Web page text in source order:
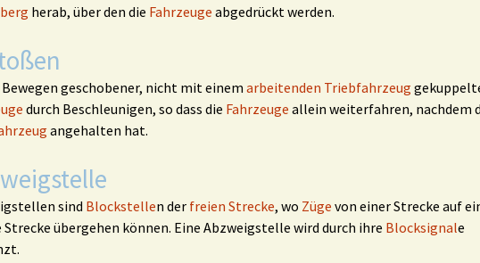
herab, über den die Fahrzeuge abgedrückt werden.
Bewegen geschobener, nicht mit einem arbeitenden Triebfahrzeug
durch Beschleunigen, so dass die Fahrzeuge allein weiterfahren, nachdem
angehalten hat.
sind Blockstellen der freien Strecke, wo Züge von einer Strecke auf
Strecke übergehen können. Eine Abzweigstelle wird durch ihre Blocksignale